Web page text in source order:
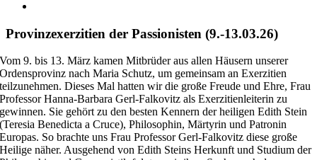
Provinzexerzitien der Passionisten (9.-13.03.26)
Vom 9. bis 13. März kamen Mitbrüder aus allen Häusern unserer
Ordensprovinz nach Maria Schutz, um gemeinsam an Exerzitien
teilzunehmen. Dieses Mal hatten wir die große Freude und Ehre, Frau
Professor Hanna-Barbara Gerl-Falkovitz als Exerzitienleiterin zu
gewinnen. Sie gehört zu den besten Kennern der heiligen Edith Stein
(Teresia Benedicta a Cruce), Philosophin, Märtyrin und Patronin
Europas. So brachte uns Frau Professor Gerl-Falkovitz diese große
Heilige näher. Ausgehend von Edith Steins Herkunft und Studium der